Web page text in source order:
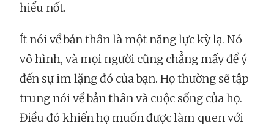
hiểu nốt.
Ít nói về bản thân là một năng lực kỳ lạ. Nó
vô hình, và mọi người cũng chẳng mấy để ý
đến sự im lặng đó của bạn. Họ thường sẽ tập
trung nói về bản thân và cuộc sống của họ.
Điều đó khiến họ muốn được làm quen với